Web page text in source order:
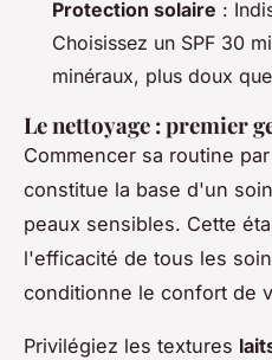
Protection solaire :
Choisissez un SPF 30
minéraux, plus doux
Le nettoyage : premier
Commencer sa routine
constitue la base d'un
peaux sensibles. Cette
l'efficacité de tous les
conditionne le confort de
Privilégiez les textures